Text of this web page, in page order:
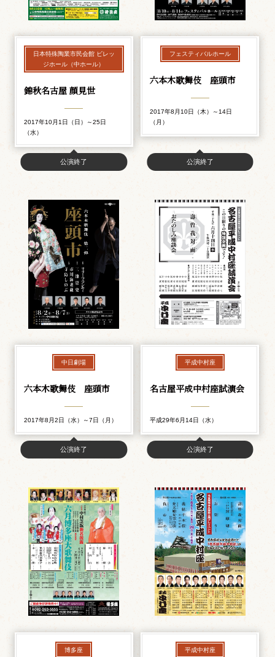
日本特殊陶業市民会館 ビレッ
ジホール（中ホール）
錦秋名古屋 顔見世
2017年10月1日（日）～25日
（水）
公演終了
フェスティバルホール
六本木歌舞伎 座頭市
2017年8月10日（木）～14日
（月）
公演終了
中日劇場
六本木歌舞伎 座頭市
2017年8月2日（水）～7日（月）
公演終了
平成中村座
名古屋平成中村座試演会
平成29年6月14日（水）
公演終了
博多座 平成中村座